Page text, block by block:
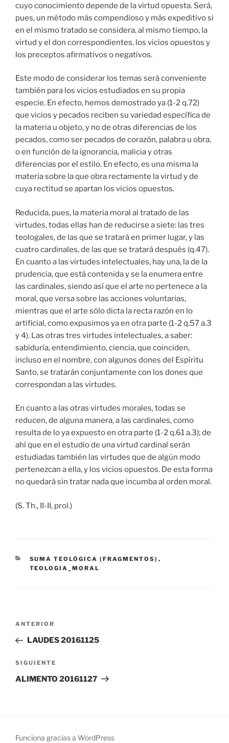
cuyo conocimiento depende de la virtud opuesta. Será,
pues, un método más compendioso y más expeditivo si
en el mismo tratado se considera, al mismo tiempo, la
virtud y el don correspondientes, los vicios opuestos y
los preceptos afirmativos o negativos.
Este modo de considerar los temas será conveniente
también para los vicios estudiados en su propia
especie. En efecto, hemos demostrado ya (1-2 q.72)
que vicios y pecados reciben su variedad específica de
la materia u objeto, y no de otras diferencias de los
pecados, como ser pecados de corazón, palabra u obra,
o en función de la ignorancia, malicia y otras
diferencias por el estilo. En efecto, es una misma la
materia sobre la que obra rectamente la virtud y de
cuya rectitud se apartan los vicios opuestos.
Reducida, pues, la materia moral al tratado de las
virtudes, todas ellas han de reducirse a siete: las tres
teologales, de las que se tratará en primer lugar, y las
cuatro cardinales, de las que se tratará después (q.47).
En cuanto a las virtudes intelectuales, hay una, la de la
prudencia, que está contenida y se la enumera entre
las cardinales, siendo así que el arte no pertenece a la
moral, que versa sobre las acciones voluntarias,
mientras que el arte sólo dicta la recta razón en lo
artificial, como expusimos ya en otra parte (1-2 q.57 a.3
y 4). Las otras tres virtudes intelectuales, a saber:
sabiduría, entendimiento, ciencia, que coinciden,
incluso en el nombre, con algunos dones del Espíritu
Santo, se tratarán conjuntamente con los dones que
correspondan a las virtudes.
En cuanto a las otras virtudes morales, todas se
reducen, de alguna manera, a las cardinales, como
resulta de lo ya expuesto en otra parte (1-2 q.61 a.3); de
ahí que en el estudio de una virtud cardinal serán
estudiadas también las virtudes que de algún modo
pertenezcan a ella, y los vicios opuestos. De esta forma
no quedará sin tratar nada que incumba al orden moral.
(S. Th., II-II, prol.)
CATEGORÍAS
SUMA TEOLÓGICA (FRAGMENTOS) ,
TEOLOGIA_MORAL
Navegación
entradas
Entrada
anterior:
ANTERIOR
LAUDES 20161125
Siguiente
entrada
SIGUIENTE
ALIMENTO 20161127
Funciona gracias a WordPress